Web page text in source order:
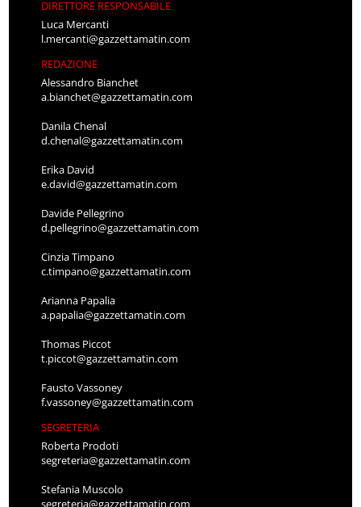
DIRETTORE RESPONSABILE
Luca Mercanti
l.mercanti@gazzettamatin.com
REDAZIONE
Alessandro Bianchet
a.bianchet@gazzettamatin.com
Danila Chenal
d.chenal@gazzettamatin.com
Erika David
e.david@gazzettamatin.com
Davide Pellegrino
d.pellegrino@gazzettamatin.com
Cinzia Timpano
c.timpano@gazzettamatin.com
Arianna Papalia
a.papalia@gazzettamatin.com
Thomas Piccot
t.piccot@gazzettamatin.com
Fausto Vassoney
f.vassoney@gazzettamatin.com
SEGRETERIA
Roberta Prodoti
segreteria@gazzettamatin.com
Stefania Muscolo
segreteria@gazzettamatin.com